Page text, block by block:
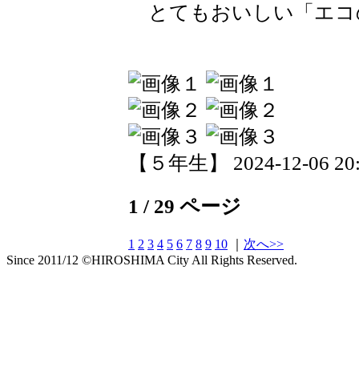
とてもおいしい「エコ
【５年生】 2024-12-06
1 / 29 ページ
1 2 3 4 5 6 7 8 9 10
次へ>>
Since 2011/12 ©HIROSHIMA City All Rights Reserved.